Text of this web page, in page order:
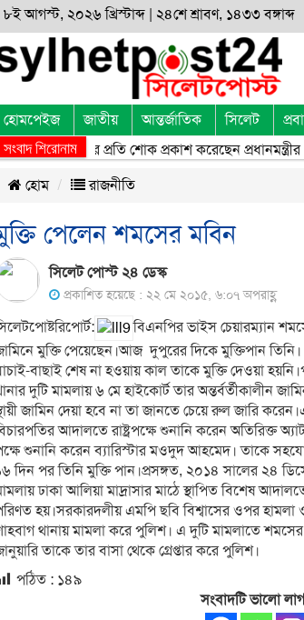
৮ই আগস্ট, ২০২৬ খ্রিস্টাব্দ | ২৪শে শ্রাবণ, ১৪৩৩ বঙ্গাব্দ
হোমপেইজ জাতীয় আন্তর্জাতিক সিলেট
সংবাদ শিরোনাম
নিহতদের প্রতি শোক প্রকাশ করেছেন প্রধানমন্ত্রীর
হোম
রাজনীতি
পেলেন শমসের মবিন
সিলেট পোস্ট ২৪ ডেস্ক
প্রকাশিত হয়েছে : ২২ মে ২০১৫, ৬:০৭ অপরাহ্ণ
বিএনপির ভাইস চেয়ারম্যান
মুক্তি পেয়েছেন।আজ দুপুরের দিকে মুক্তিপান
বাছাই শেষ না হওয়ায় কাল তাকে মুক্তি দেওয়া
দুটি মামলায় ৬ মে হাইকোর্ট তার অন্তর্বর্তীকালীন
জামিন দেয়া হবে না তা জানতে চেয়ে রুল জারি
আদালতে রাষ্ট্রপক্ষে শুনানি করেন অতিরিক্ত
শুনানি করেন ব্যারিস্টার মওদুদ আহমেদ। তাকে
দিন পর তিনি মুক্তি পান।প্রসঙ্গত, ২০১৪ সালের ২৪
ঢাকা আলিয়া মাদ্রাসার মাঠে স্থাপিত বিশেষ
হয়।সরকারদলীয় এমপি ছবি বিশ্বাসের ওপর
থানায় মামলা করে পুলিশ। এ দুটি মামলাতে
তাকে তার বাসা থেকে গ্রেপ্তার করে পুলিশ।
পঠিত : ১৪৯
সংবাদটি ভালো